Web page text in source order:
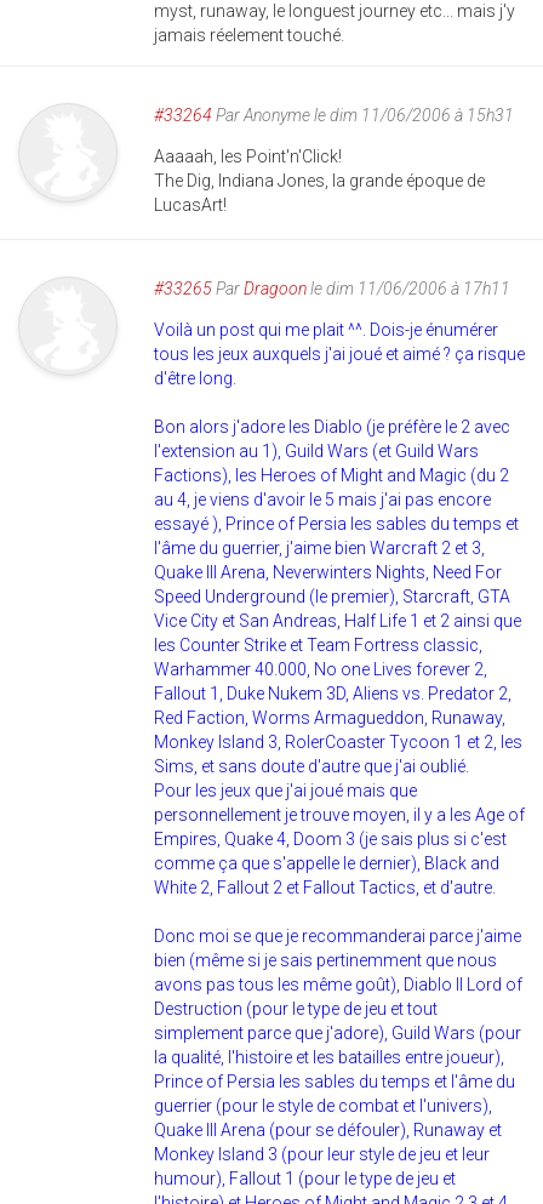
myst, runaway, le longuest journey etc... mais j'y
jamais réelement touché.
#33264 ParAnonymele dim 11/06/2006 à 15h31
Aaaaah, les Point'n'Click!
The Dig, Indiana Jones, la grande époque de
LucasArt!
#33265ParDragoonle dim 11/06/2006 à 17h11
Voilà un post qui me plait ^^. Dois-je énumérer
tous les jeux auxquels j'ai joué et aimé ? ça risque
d'être long.
Bon alors j'adore les Diablo (je préfère le 2 avec
l'extension au 1), Guild Wars (et Guild Wars
Factions), les Heroes of Might and Magic (du 2
au 4, je viens d'avoir le 5 mais j'ai pas encore
essayé ), Prince of Persia les sables du temps et
l'âme du guerrier, j'aime bien Warcraft 2 et 3,
Quake III Arena, Neverwinters Nights, Need For
Speed Underground (le premier), Starcraft, GTA
Vice City et San Andreas, Half Life 1 et 2 ainsi que
les Counter Strike et Team Fortress classic,
Warhammer 40.000, No one Lives forever 2,
Fallout 1, Duke Nukem 3D, Aliens vs. Predator 2,
Red Faction, Worms Armagueddon, Runaway,
Monkey Island 3, RolerCoaster Tycoon 1 et 2, les
Sims, et sans doute d'autre que j'ai oublié.
Pour les jeux que j'ai joué mais que
personnellement je trouve moyen, il y a les Age of
Empires, Quake 4, Doom 3 (je sais plus si c'est
comme ça que s'appelle le dernier), Black and
White 2, Fallout 2 et Fallout Tactics, et d'autre.
Donc moi se que je recommanderai parce j'aime
bien (même si je sais pertinemment que nous
avons pas tous les même goût), Diablo II Lord of
Destruction (pour le type de jeu et tout
simplement parce que j'adore), Guild Wars (pour
la qualité, l'histoire et les batailles entre joueur),
Prince of Persia les sables du temps et l'âme du
guerrier (pour le style de combat et l'univers),
Quake III Arena (pour se défouler), Runaway et
Monkey Island 3 (pour leur style de jeu et leur
humour), Fallout 1 (pour le type de jeu et